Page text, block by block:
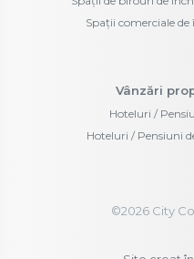
Spații comerciale
Vânzări
Hoteluri /
Hoteluri / Pensiuni
©2026City